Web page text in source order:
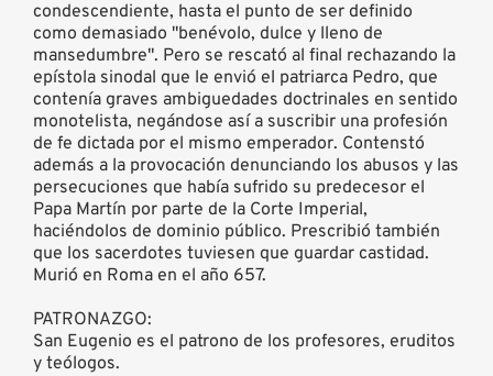
condescendiente, hasta el punto de ser definido
como demasiado "benévolo, dulce y lleno de
mansedumbre". Pero se rescató al final rechazando la
epístola sinodal que le envió el patriarca Pedro, que
contenía graves ambiguedades doctrinales en sentido
monotelista, negándose así a suscribir una profesión
de fe dictada por el mismo emperador. Contenstó
además a la provocación denunciando los abusos y las
persecuciones que había sufrido su predecesor el
Papa Martín por parte de la Corte Imperial,
haciéndolos de dominio público. Prescribió también
que los sacerdotes tuviesen que guardar castidad.
Murió en Roma en el año 657.
PATRONAZGO:
San Eugenio es el patrono de los profesores, eruditos
y teólogos.